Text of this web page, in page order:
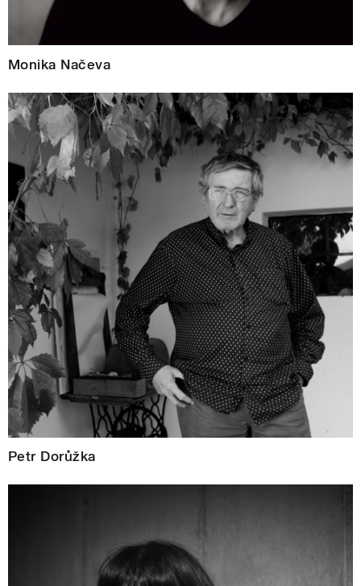
Monika Načeva
Petr Dorůžka